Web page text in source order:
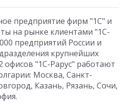
предприятие фирм "1С" и
на рынке клиентами "1С-
предприятий России и
крупнейших
"1С-Рарус" работают
Москва, Санкт-
Казань, Рязань, Сочи,